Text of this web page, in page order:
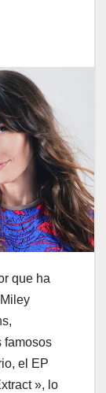
que ha
famosos
el EP
», lo